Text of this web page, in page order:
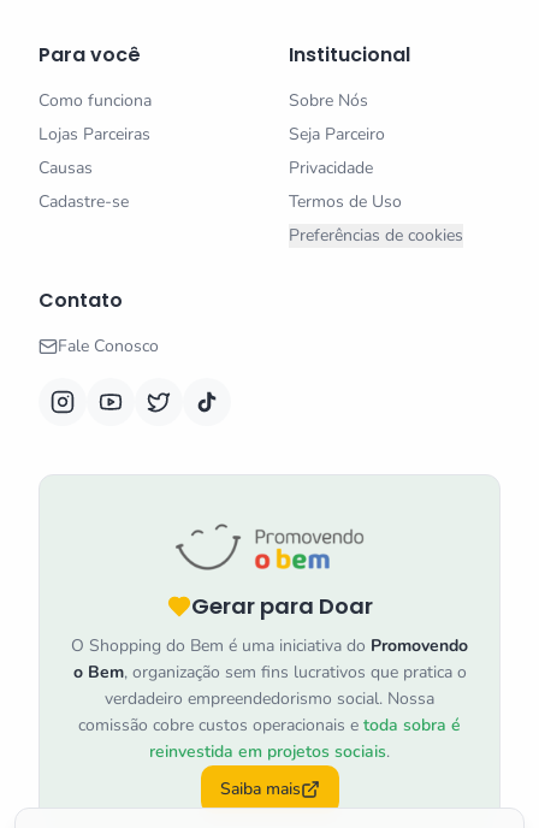
Para você
Como funciona
Lojas Parceiras
Causas
Cadastre-se
Institucional
Sobre Nós
Seja Parceiro
Privacidade
Termos de Uso
Preferências de cookies
Contato
Fale Conosco
Gerar para Doar
O Shopping do Bem é uma iniciativa do Promovendo
o Bem, organização sem fins lucrativos que pratica o
verdadeiro empreendedorismo social. Nossa
comissão cobre custos operacionais e toda sobra é
reinvestida em projetos sociais.
Saiba mais